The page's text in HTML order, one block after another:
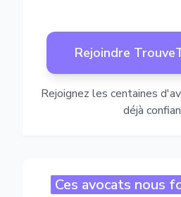
Rejoindre
Rejoignez les centaines
déjà
Ces avocats nous